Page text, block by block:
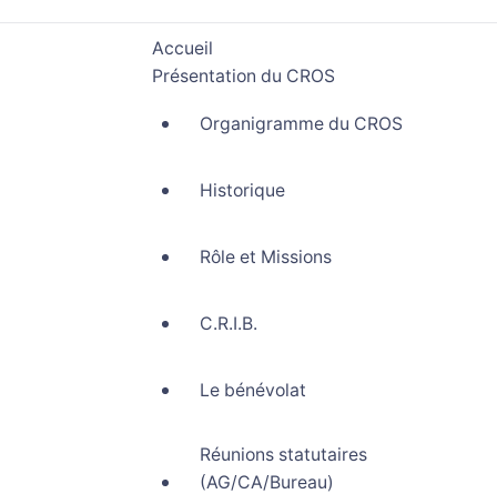
Accueil
Présentation du CROS
Organigramme du CROS
Historique
Rôle et Missions
C.R.I.B.
Le bénévolat
Réunions statutaires
(AG/CA/Bureau)